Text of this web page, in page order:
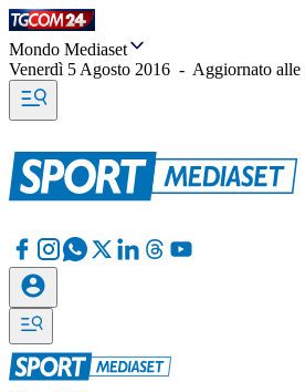
Mondo Mediaset
Venerdì 5 Agosto 2016 - Aggiornato alle